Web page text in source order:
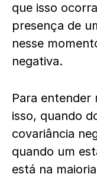
que isso
presença de
nesse
negativa.
Para
isso, quando
covariância
quando um
está na